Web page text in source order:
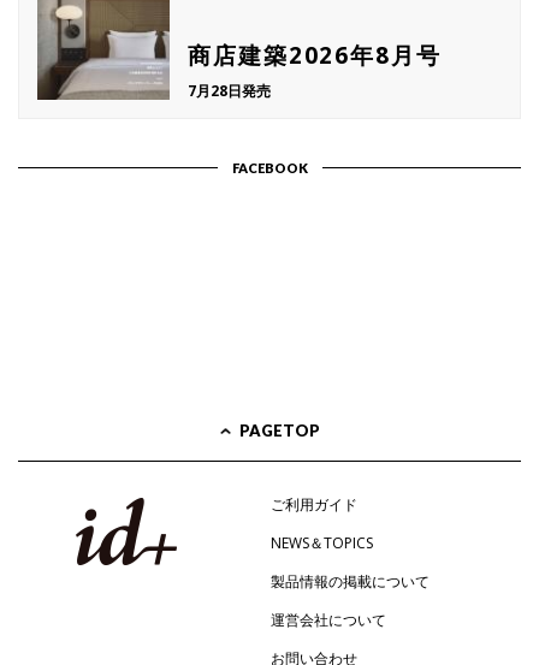
商店建築2026年8月号
7月28日発売
FACEBOOK
PAGETOP
ご利用ガイド
NEWS＆TOPICS
製品情報の掲載について
運営会社について
お問い合わせ